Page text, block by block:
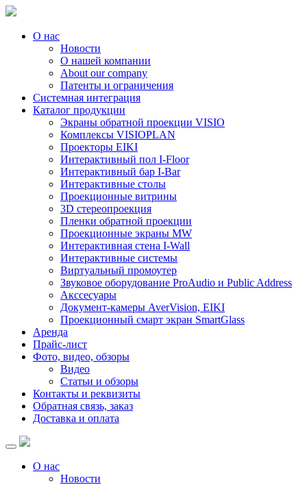
О нас
Новости
О нашей компании
About our company
Патенты и ограничения
Системная интеграция
Каталог продукции
Экраны обратной проекции VISIO
Комплексы VISIOPLAN
Проекторы EIKI
Интерактивный пол I-Floor
Интерактивный бар I-Bar
Интерактивные столы
Проекционные витрины
3D стереопроекция
Пленки обратной проекции
Проекционные экраны MW
Интерактивная стена I-Wall
Интерактивные системы
Виртуальный промоутер
Звуковое оборудование ProAudio и Public Address
Акссесуары
Документ-камеры AverVision, EIKI
Проекционный смарт экран SmartGlass
Аренда
Прайс-лист
Фото, видео, обзоры
Видео
Статьи и обзоры
Контакты и реквизиты
Обратная связь, заказ
Доставка и оплата
О нас
Новости